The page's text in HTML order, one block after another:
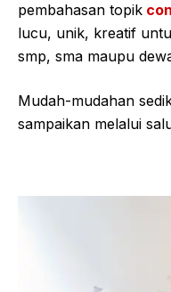
pembahasan topik
lucu, unik, kreatif
smp, sma maupu
Mudah-mudahan
sampaikan melalui